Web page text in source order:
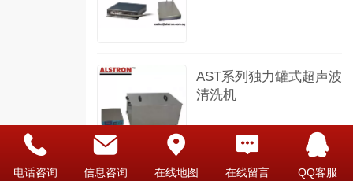
AST系列独力罐式超声波
清洗机
电话咨询 信息咨询 在线地图 在线留言 QQ客服